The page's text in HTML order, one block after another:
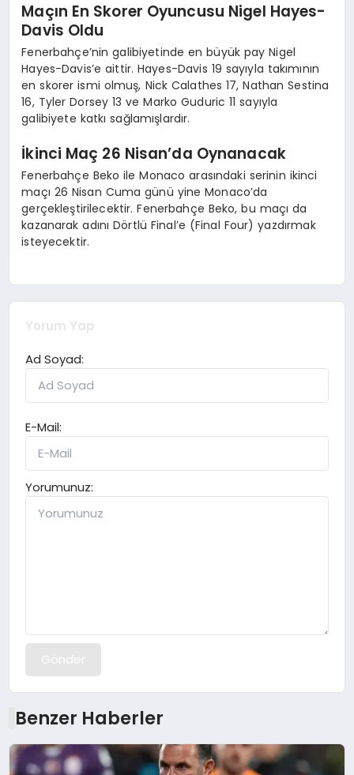
Maçın En Skorer Oyuncusu Nigel Hayes-
Davis Oldu
Fenerbahçe’nin galibiyetinde en büyük pay Nigel
Hayes-Davis’e aittir. Hayes-Davis 19 sayıyla takımının
en skorer ismi olmuş, Nick Calathes 17, Nathan Sestina
16, Tyler Dorsey 13 ve Marko Guduric 11 sayıyla
galibiyete katkı sağlamışlardır.
İkinci Maç 26 Nisan’da Oynanacak
Fenerbahçe Beko ile Monaco arasındaki serinin ikinci
maçı 26 Nisan Cuma günü yine Monaco’da
gerçekleştirilecektir. Fenerbahçe Beko, bu maçı da
kazanarak adını Dörtlü Final’e (Final Four) yazdırmak
isteyecektir.
Yorum Yap
Ad Soyad:
E-Mail:
Yorumunuz:
Gönder
Benzer Haberler